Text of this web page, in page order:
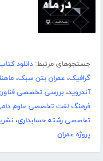
جستجوهای مرتبط: دانلود
گرافیک، عمران بتن سبک،
آندروید، بررسی تخصصی
فرهنگ لغت تخصصی علوم
تخصصی رشته حسابداری،
پروژه عمران